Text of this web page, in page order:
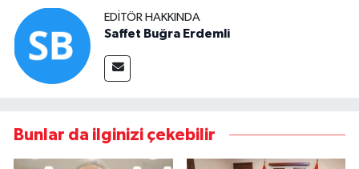
EDITÖR HAKKINDA
Saffet Buğra Erdemli
Bunlar da ilginizi çekebilir